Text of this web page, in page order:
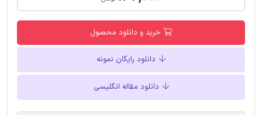
خرید و دانلود محصول
دانلود رایگان نمونه
دانلود مقاله انگلیسی